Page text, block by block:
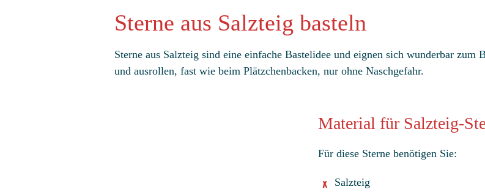
Sterne aus Salzteig basteln
Sterne aus Salzteig sind eine einfache Bastelidee und eignen sich wunderbar
und ausrollen, fast wie beim Plätzchenbacken, nur ohne Naschgefahr.
Material für Salzteig-
Für diese Sterne benötigen Sie:
Salzteig